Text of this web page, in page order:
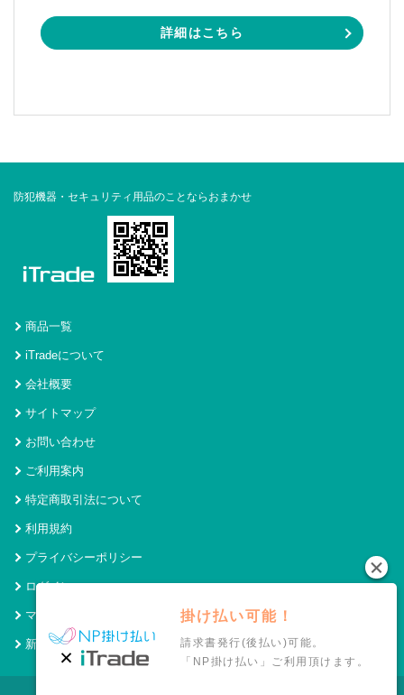
詳細はこちら
防犯機器・セキュリティ用品のことならおまかせ
商品一覧
iTradeについて
会社概要
サイトマップ
お問い合わせ
ご利用案内
特定商取引法について
利用規約
プライバシーポリシー
ログイン
マイページ
新規会員登録
掛け払い可能！
請求書発行(後払い)可能。
「NP掛け払い」ご利用頂けます。